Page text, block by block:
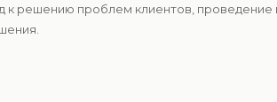
решению проблем клиентов,